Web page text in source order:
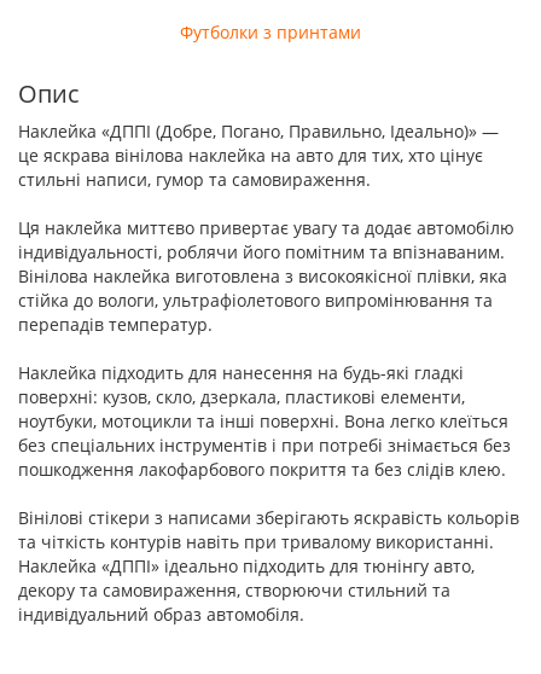
Футболки з принтами
Опис
Наклейка «ДППІ (Добре, Погано, Правильно, Ідеально)» —
це яскрава вінілова наклейка на авто для тих, хто цінує
стильні написи, гумор та самовираження.
Ця наклейка миттєво привертає увагу та додає автомобілю
індивідуальності, роблячи його помітним та впізнаваним.
Вінілова наклейка виготовлена з високоякісної плівки, яка
стійка до вологи, ультрафіолетового випромінювання та
перепадів температур.
Наклейка підходить для нанесення на будь-які гладкі
поверхні: кузов, скло, дзеркала, пластикові елементи,
ноутбуки, мотоцикли та інші поверхні. Вона легко клеїться
без спеціальних інструментів і при потребі знімається без
пошкодження лакофарбового покриття та без слідів клею.
Вінілові стікери з написами зберігають яскравість кольорів
та чіткість контурів навіть при тривалому використанні.
Наклейка «ДППІ» ідеально підходить для тюнінгу авто,
декору та самовираження, створюючи стильний та
індивідуальний образ автомобіля.